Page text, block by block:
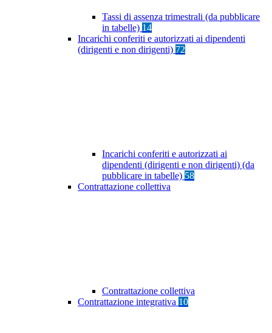
Tassi di assenza trimestrali (da pubblicare
in tabelle) 14
Incarichi conferiti e autorizzati ai dipendenti
(dirigenti e non dirigenti) 72
Incarichi conferiti e autorizzati ai
dipendenti (dirigenti e non dirigenti) (da
pubblicare in tabelle) 58
Contrattazione collettiva
Contrattazione collettiva
Contrattazione integrativa 10